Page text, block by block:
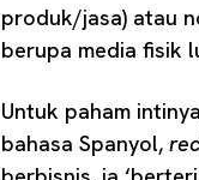
produk/jasa) atau
berupa media fisik
Untuk paham
bahasa Spanyol,